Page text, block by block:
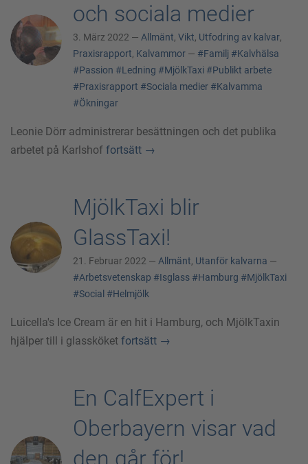
och sociala medier
3. März 2022 — Allmänt, Vikt, Utfodring av kalvar,
Praxisrapport, Kalvammor — #Familj #Kalvhälsa
#Passion #Ledning #MjölkTaxi #Publikt arbete
#Praxisrapport #Sociala medier #Kalvamma
#Ökningar
Leonie Dörr administrerar besättningen och det publika
arbetet på Karlshof fortsätt →
MjölkTaxi blir
GlassTaxi!
21. Februar 2022 — Allmänt, Utanför kalvarna —
#Arbetsvetenskap #Isglass #Hamburg #MjölkTaxi
#Social #Helmjölk
Luicella's Ice Cream är en hit i Hamburg, och MjölkTaxin
hjälper till i glassköket fortsätt →
En CalfExpert i
Oberbayern visar vad
den går för!